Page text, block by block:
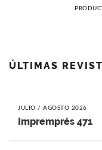
ÚLTIMAS
JULIO / AGOSTO 2026
Impremprés 471